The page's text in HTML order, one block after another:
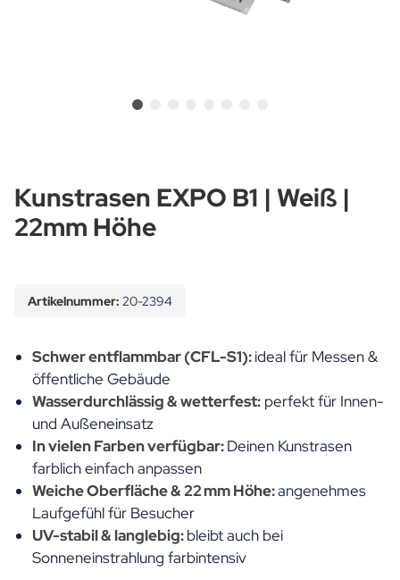
Kunstrasen EXPO B1 | Weiß |
22mm Höhe
Artikelnummer: 20-2394
Schwer entflammbar (CFL-S1):ideal für Messen &
öffentliche Gebäude
Wasserdurchlässig & wetterfest: perfekt für Innen-
und Außeneinsatz
In vielen Farben verfügbar:Deinen Kunstrasen
farblich einfach anpassen
Weiche Oberfläche & 22 mm Höhe:angenehmes
Laufgefühl für Besucher
UV-stabil & langlebig:bleibt auch bei
Sonneneinstrahlung farbintensiv